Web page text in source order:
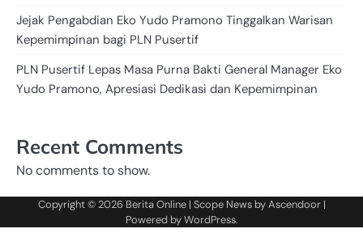
Jejak Pengabdian Eko Yudo Pramono Tinggalkan Warisan
Kepemimpinan bagi PLN Pusertif
PLN Pusertif Lepas Masa Purna Bakti General Manager Eko
Yudo Pramono, Apresiasi Dedikasi dan Kepemimpinan
Recent Comments
No comments to show.
Copyright © 2026 Berita Online| Scope News byAscendoor|
Powered byWordPress.